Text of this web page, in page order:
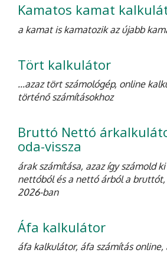
Kamatos kamat
a kamat is kamatozik az újabb
Tört kalkulátor
...azaz tört számológép, online
történő számításokhoz
Bruttó Nettó
oda-vissza
árak számítása, azaz így számold
nettóból és a nettó árból a bruttót,
2026-ban
Áfa kalkulátor
áfa kalkulátor, áfa számítás